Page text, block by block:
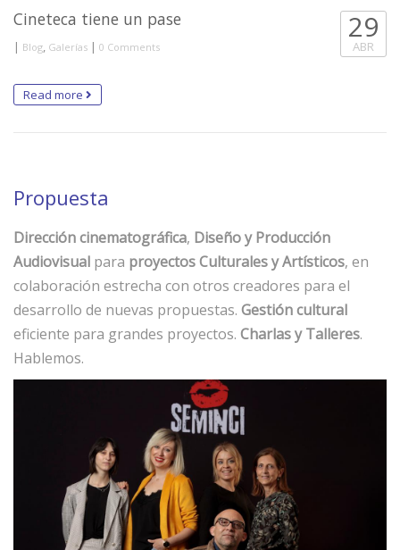
Cineteca tiene un pase
| Blog, Galerías | 0 Comments
29
ABR
Read more
Propuesta
Dirección cinematográfica, Diseño y Producción
Audiovisual para proyectos Culturales y Artísticos, en
colaboración estrecha con otros creadores para el
desarrollo de nuevas propuestas. Gestión cultural
eficiente para grandes proyectos. Charlas y Talleres.
Hablemos.